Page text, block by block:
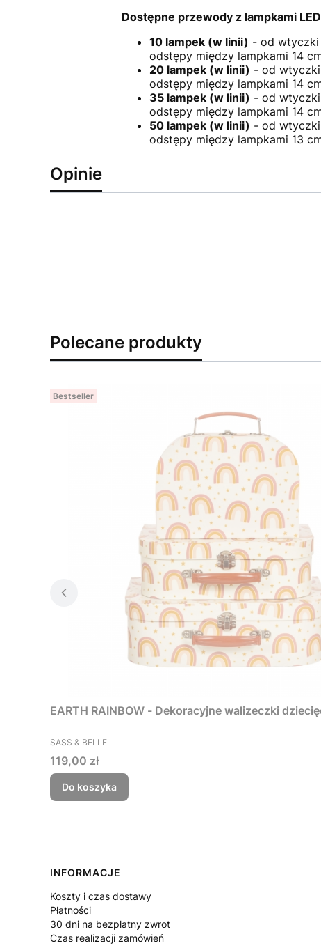
Dostępne przewody z lampkami
10 lampek (w linii) - od wtyczki
odstępy między lampkami 14
20 lampek (w linii) - od wtyczki
odstępy między lampkami 14
35 lampek (w linii) - od wtyczki
odstępy między lampkami 14
50 lampek (w linii) - od wtyczki
odstępy między lampkami 13
Opinie
Polecane produkty
Bestseller
EARTH RAINBOW - Dekoracyjne walizeczki
PRODUCENT
SASS & BELLE
Cena
119,00 zł
Do koszyka
Linki w stopce
INFORMACJE
Koszty i czas dostawy
Płatności
30 dni na bezpłatny zwrot
Czas realizacji zamówień